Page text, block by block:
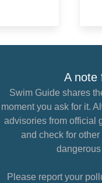
A note
Swim Guide shares
moment you ask for it.
advisories from official
and check for
Please report your